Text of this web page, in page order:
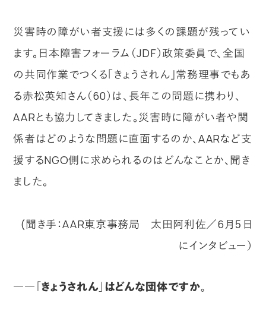
災害時の障がい者支援には多くの課題が残ってい
ます。日本障害フォーラム（JDF）政策委員で、全国
の共同作業でつくる「きょうされん」常務理事でもあ
る赤松英知さん（60）は、長年この問題に携わり、
AARとも協力してきました。災害時に障がい者や関
係者はどのような問題に直面するのか、AARなど支
援するNGO側に求められるのはどんなことか、聞き
ました。
(聞き手：AAR東京事務局 太田阿利佐／6月５日
にインタビュー）
――「きょうされん」はどんな団体ですか。